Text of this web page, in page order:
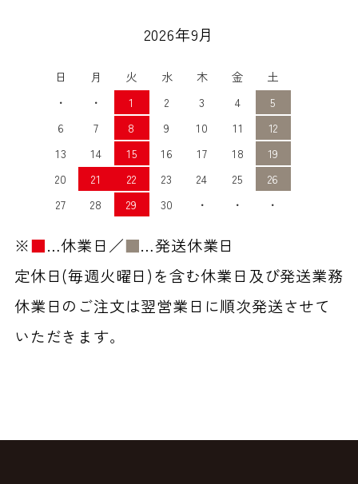
2026年9月
日 月 火 水 木 金
土
・
・ 1 2 3 4
5
6
7 8 9 10 11
12
13
14 15 16 17 18
19
20
21 22 23 24 25
26
27
28 29 30 ・ ・ ・
※■…休業日／■…発送休業日
定休日(毎週火曜日)を含む休業日及び発送業務
休業日のご注文は翌営業日に順次発送させて
いただきます。